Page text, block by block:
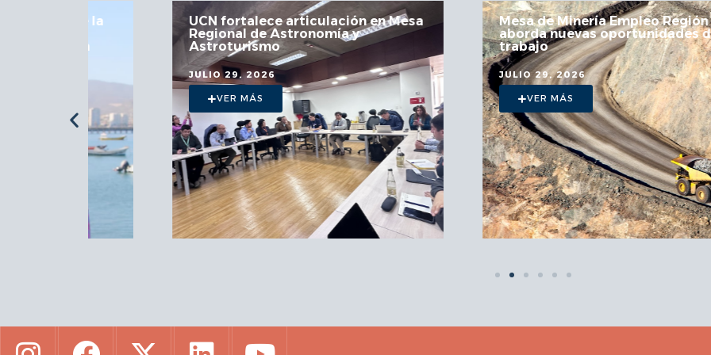
UCN fortalece articulación en Mesa
Regional de Astronomía y
Astroturismo
JULIO 29, 2026
Mesa de Minería Empleo Región
aborda nuevas oportunidades de
JULIO 29, 2026
VER MÁS